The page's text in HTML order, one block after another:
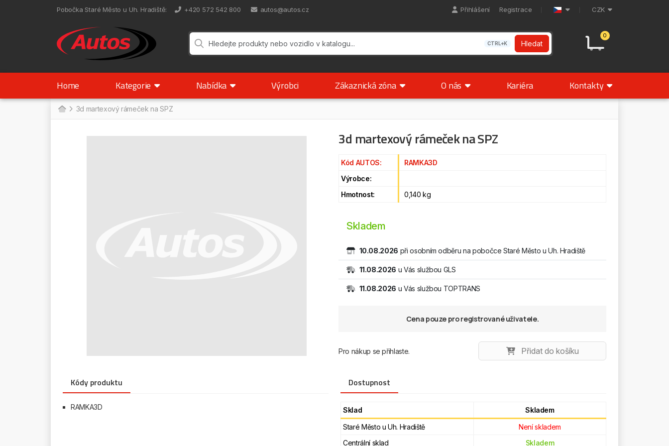
Pobočka Staré Město u Uh. Hradiště: +420 572 542 800 autos@autos.cz Přihlášení Registrace CZK
0
CTRL+K Hledat
Home Kategorie Nabídka Výrobci Zákaznická zóna O nás Kariéra Kontakty
3d martexový rámeček na SPZ
3d martexový rámeček na SPZ
Kód AUTOS:
RAMKA3D
Výrobce:
Hmotnost:
0,140 kg
Skladem
10.08.2026 při osobním odběru na pobočce Staré Město u Uh. Hradiště
11.08.2026 u Vás službou GLS
11.08.2026 u Vás službou TOPTRANS
Cena pouze pro registrované uživatele.
Pro nákup se přihlaste. Přidat do košíku
Kódy produktu
RAMKA3D
Dostupnost
Sklad
Skladem
Staré Město u Uh. Hradiště
Není skladem
Centrální sklad
Skladem